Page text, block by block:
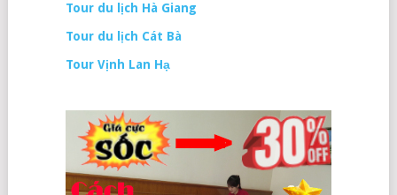
Tour du lịch Hà Giang
Tour du lịch Cát Bà
Tour Vịnh Lan Hạ